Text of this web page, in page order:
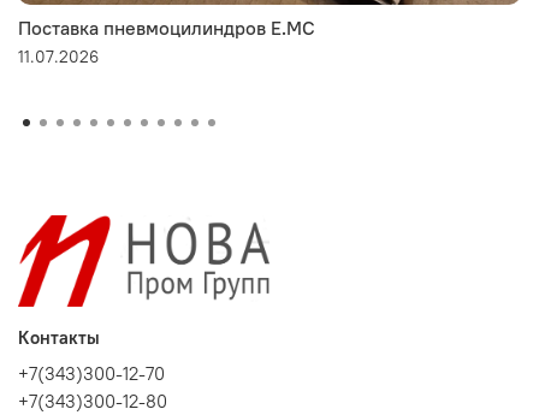
Поставка пневмоцилиндров E.MC
11.07.2026
Контакты
+7(343)300-12-70
+7(343)300-12-80